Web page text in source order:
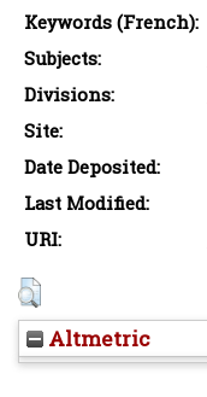
Keywords (French):
Subjects:
Divisions:
Site:
Date Deposited:
Last Modified:
URI:
Altmetric